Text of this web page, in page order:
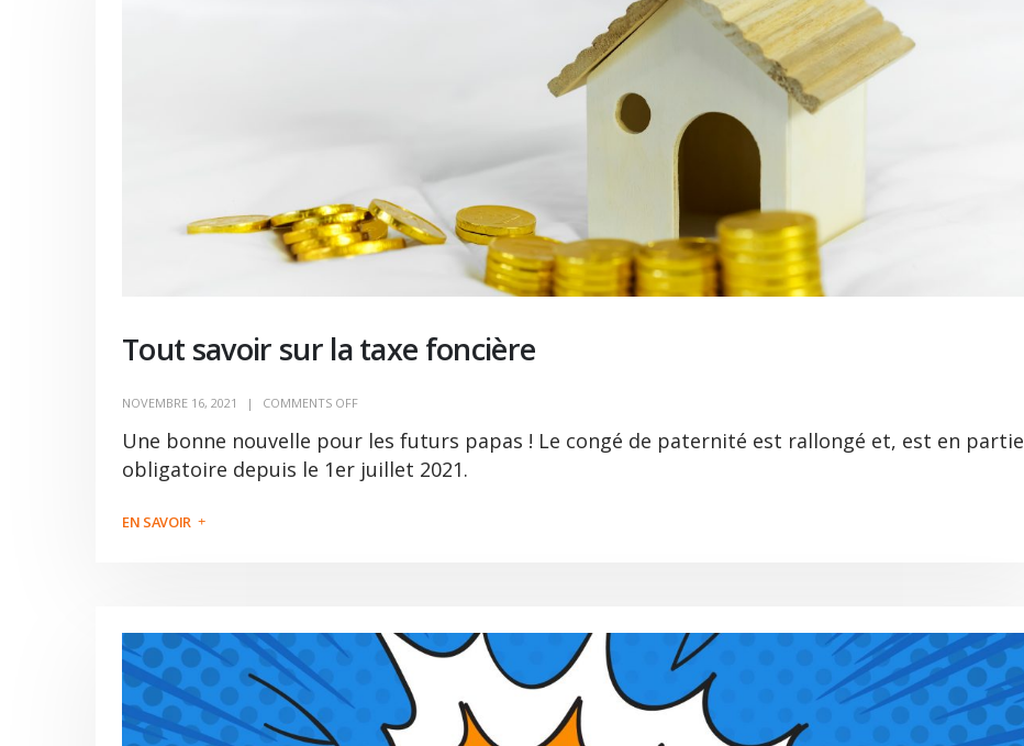
Tout savoir sur la taxe foncière
NOVEMBRE 16, 2021 COMMENTS OFF
Une bonne nouvelle pour les futurs papas ! Le congé de paternité est rallongé et, est en partie
obligatoire depuis le 1er juillet 2021.